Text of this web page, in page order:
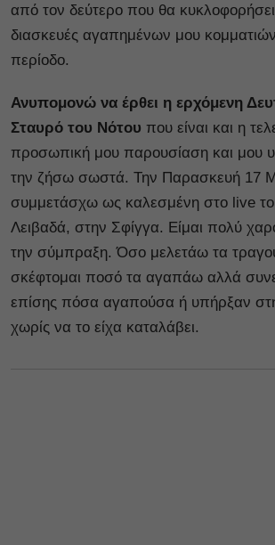
από τον δεύτερο που θα κυκλοφορήσει
διασκευές αγαπημένων μου
περίοδο.
Ανυπομονώ να έρθει η ερχόμενη
Σταυρό του Νότου που είναι και η
προσωπική μου παρουσίαση και μου
την ζήσω σωστά. Την Παρασκευή 17
συμμετάσχω ως καλεσμένη στο live
Λειβαδά, στην Σφίγγα. Είμαι πολύ
την σύμπραξη. Όσο μελετάω τα
σκέφτομαι ποσό τα αγαπάω αλλά
επίσης πόσα αγαπούσα ή υπήρξαν
χωρίς να το είχα καταλάβει.